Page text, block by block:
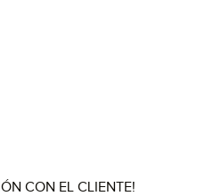
CON EL CLIENTE!